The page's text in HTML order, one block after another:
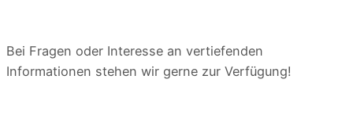
Bei Fragen oder Interesse an vertiefenden
Informationen stehen wir gerne zur Verfügung!